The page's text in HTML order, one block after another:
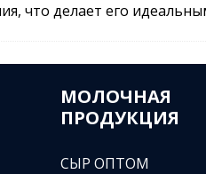
что делает его
МОЛОЧНАЯ
ПРОДУКЦИЯ
СЫР ОПТОМ